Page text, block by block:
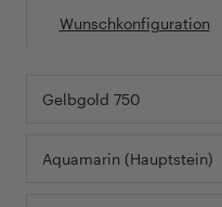
Wunschkonfiguration
Gelbgold 750
Aquamarin (Hauptstein)